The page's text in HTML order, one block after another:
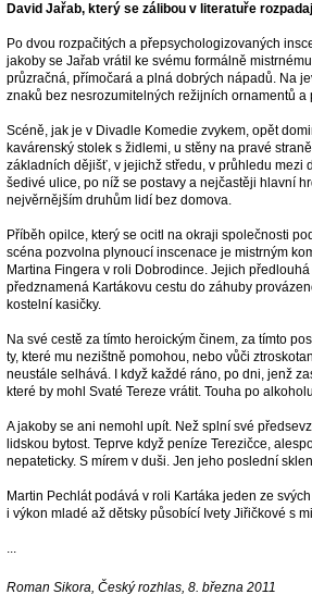
David Jařab, který se zálibou v literatuře
Po dvou rozpačitých a přepsychologizovaných
jakoby se Jařab vrátil ke svému formálně
průzračná, přímočará a plná dobrých nápadů. Na
znaků bez nesrozumitelných režijních ornamentů a
Scéně, jak je v Divadle Komedie zvykem, opět
kavárenský stolek s židlemi, u stěny na pravé
základních dějišť, v jejichž středu, v průhledu mezi
šedivé ulice, po níž se postavy a nejčastěji hlavní
nejvěrnějším druhům lidí bez domova.
Příběh opilce, který se ocitl na okraji společnosti
scéna pozvolna plynoucí inscenace je mistrným
Martina Fingera v roli Dobrodince. Jejich
předznamená Kartákovu cestu do záhuby
kostelní kasičky.
Na své cestě za tímto heroickým činem, za tímto
ty, které mu nezištně pomohou, nebo vůči
neustále selhává. I když každé ráno, po dni, jenž
které by mohl Svaté Tereze vrátit. Touha po
A jakoby se ani nemohl upít. Než splní své
lidskou bytost. Teprve když peníze Terezičce,
nepateticky. S mírem v duši. Jen jeho poslední
Martin Pechlát podává v roli Kartáka jeden ze
i výkon mladé až dětsky působící Ivety Jiřičkové s
...
Roman Sikora, Český rozhlas, 8. března 2011